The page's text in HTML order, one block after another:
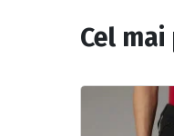
Cel